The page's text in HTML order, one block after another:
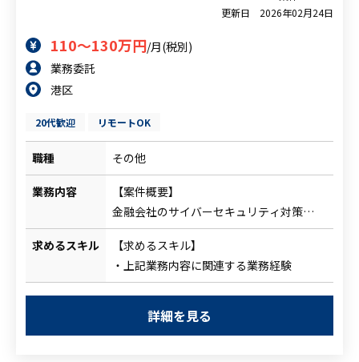
・Apex One（Trend Micro）
バージョンアップ、ウイルス検知時の一次
定）
ログ監査、アラート対応、設定見直し
■メールセキュリティ運用
・不審メール受信時のトリアージ・封じ込
め・報告
・レポート保存、訓練メール配信、統計資
料作成・結果報告
■セキュリティ教育／内部監査
成、実施、結果集計・報告
■PC内部監査（Windowsメイン）：ライ
センス管理・機器棚卸、ファイルアクセス
用・インシデント一次対応）
作ログ、ファイルログ、ライセンス・資産
成）
・ドキュメント作成力（運用手順書・マ
ニュアル・報告書・教育資料）
・常駐コミュニケーション力（社内関係者
との調整、課題管理、報連相）
【尚可スキル】
・SKYSEA の運用・ログ監査経験
・Apex One（Trend Micro）の運用・検
・DDI（Infoblox 等）の運用・ログ監査経
更新日
2026年02月24日
110～130万円/月(税別)
業務委託
港区
20代歓迎 リモートOK
職種 その他
業務内容
【案件概要】
金融会社のサイバーセキュリティ対策
【業務内容】
・システムに対して脅威や攻撃を検知する
ための仕組みを構築
・インフラ領域（NW、Azure/AWS、ID管
理等）のセキュリティ施策の企画・運用
・ゼロトラストアーキテクチャの推進
求めるスキル
【求めるスキル】
・上記業務内容に関連する業務経験
詳細を見る